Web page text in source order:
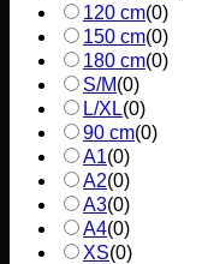
120 cm(0)
150 cm(0)
180 cm(0)
S/M(0)
L/XL(0)
90 cm(0)
A1(0)
A2(0)
A3(0)
A4(0)
XS(0)